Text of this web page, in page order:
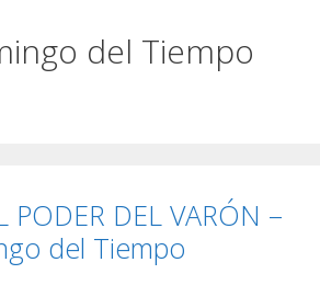
del Tiempo
PODER DEL VARÓN –
del Tiempo